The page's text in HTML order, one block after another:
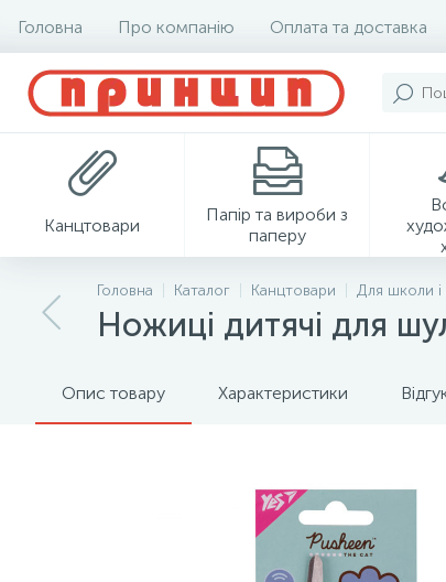
Головна Про компанію Оплата та доставка
Канцтовари
Папір та вироби з
паперу
Головна Каталог Канцтовари Для школи і
Ножиці дитячі для
Опис товару Характеристики